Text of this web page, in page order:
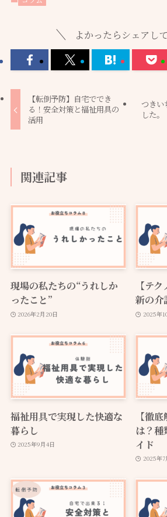
よかったらシェアし
【転倒予防】自宅ででき
る！安全対策と福祉用具の
活用
つきい
した。
関連記事
現場の私たちの“うれしか
ったこと”
2026年2月20日
【テ
新の介
2025年
福祉用具で実現した快適な
暮らし
2025年9月4日
【徹
は？
イド
2025年7